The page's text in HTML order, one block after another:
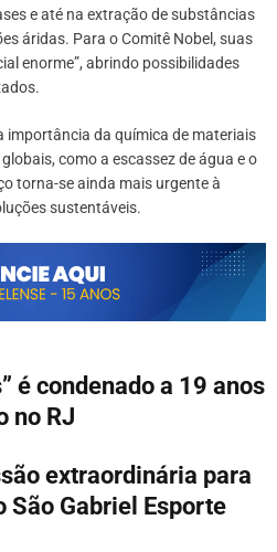
e até na extração de substâncias
áridas. Para o Comitê Nobel, suas
enorme”, abrindo possibilidades
importância da química de materiais
como a escassez de água e o
torna-se ainda mais urgente à
sustentáveis.
é condenado a 19 anos
no RJ
extraordinária para
São Gabriel Esporte